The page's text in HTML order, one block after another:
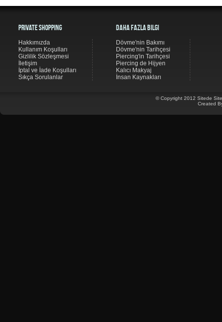
Private Shopping
Hakkımızda
Kullanım Koşulları
Gizlilik Sözleşmesi
İletişim
İptal ve İade Koşulları
Sıkça Sorulanlar
© Copyright 2012 Sitede
Created
Daha Fazla Bilgi
Dövme'nin Bakımı
Dövme'nin Tarihçesi
Piercing'in Tarihçesi
Piercing de Hijyen
Kalıcı Makyaj
İnsan Kaynakları